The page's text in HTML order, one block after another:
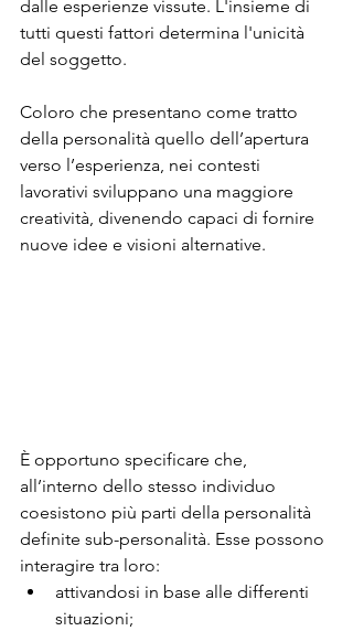
dalle esperienze vissute. L'insieme di
tutti questi fattori determina l'unicità
del soggetto.
Coloro che presentano come tratto
della personalità quello dell’apertura
verso l’esperienza, nei contesti
lavorativi sviluppano una maggiore
creatività, divenendo capaci di fornire
nuove idee e visioni alternative.
È opportuno specificare che,
all’interno dello stesso individuo
coesistono più parti della personalità
definite sub-personalità. Esse possono
interagire tra loro:
attivandosi in base alle differenti
situazioni;